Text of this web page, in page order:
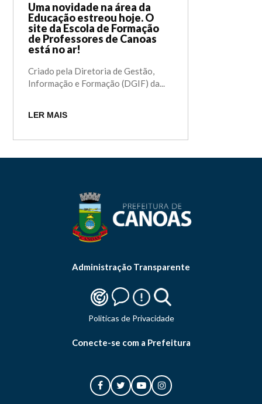
Uma novidade na área da
Educação estreou hoje. O
site da Escola de Formação
de Professores de Canoas
está no ar!
Criado pela Diretoria de Gestão,
Informação e Formação (DGIF) da...
LER MAIS
Administração Transparente
Politicas de Privacidade
Conecte-se com a Prefeitura